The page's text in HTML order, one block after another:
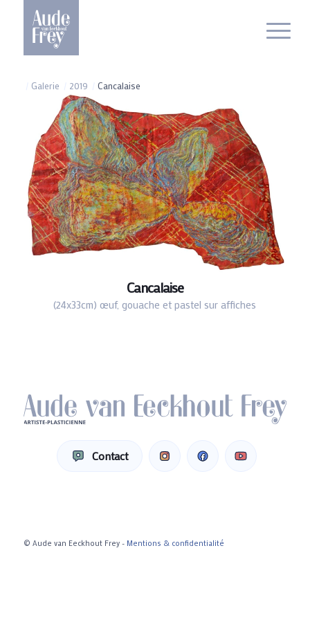
Galerie 2019 Cancalaise
Cancalaise
(24x33cm) œuf, gouache et pastel sur affiches
Contact
© Aude van Eeckhout Frey - Mentions & confidentialité